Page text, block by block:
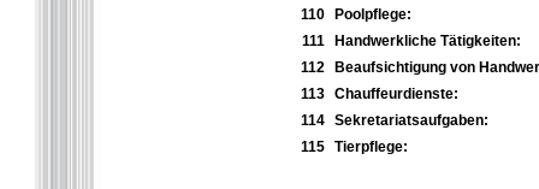
110
Poolpflege:
111
Handwerkliche Tätigkeiten:
112
Beaufsichtigung von
113
Chauffeurdienste:
114
Sekretariatsaufgaben:
115
Tierpflege: